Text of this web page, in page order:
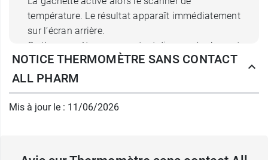
température. Le résultat apparaît immédiatement
sur l’écran arrière.
Ce thermomètre sans contact dispose également
d’unavertissement sonore et visuel en cas de
température élevée
rapidement une fièvre. Le suivi est aussi facilité
grâce à la mémoire intégrée pouvant enregistrer
NOTICE THERMOMÈTRE SANS CONTACT
ALL PHARM
Mis à jour le : 11/06/2026